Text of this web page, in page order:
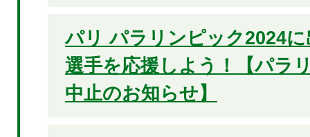
パリ パラリンピック2024
選手を応援しよう！【パラ
中止のお知らせ】